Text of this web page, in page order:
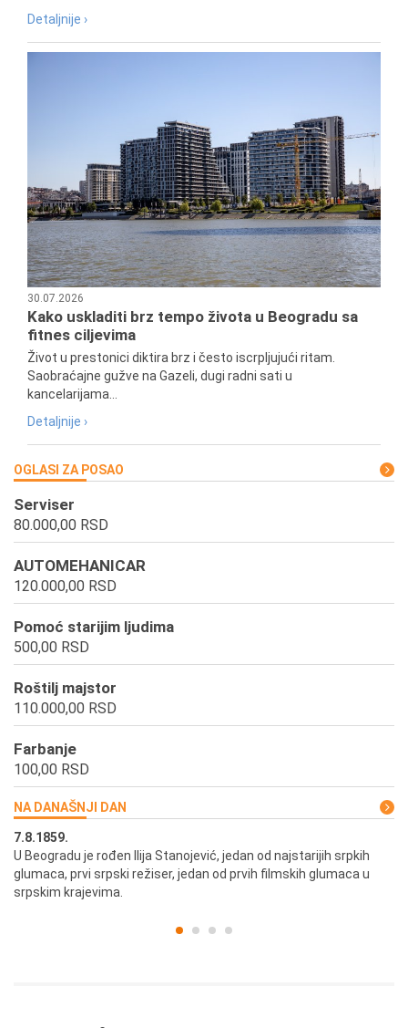
Detaljnije ›
30.07.2026
Kako uskladiti brz tempo života u Beogradu sa
fitnes ciljevima
Život u prestonici diktira brz i često iscrpljujući ritam.
Saobraćajne gužve na Gazeli, dugi radni sati u
kancelarijama...
Detaljnije ›
OGLASI ZA POSAO
Serviser
80.000,00 RSD
AUTOMEHANICAR
120.000,00 RSD
Pomoć starijim ljudima
500,00 RSD
Roštilj majstor
110.000,00 RSD
Farbanje
100,00 RSD
NA DANAŠNJI DAN
7.8.1859.
U Beogradu je rođen Ilija Stanojević, jedan od najstarijih srpkih
glumaca, prvi srpski režiser, jedan od prvih filmskih glumaca u
srpskim krajevima.